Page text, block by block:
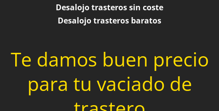
Desalojo trasteros sin coste
Desalojo trasteros baratos
Te damos buen precio
para tu vaciado de